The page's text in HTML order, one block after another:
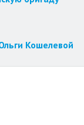
Кошелевой